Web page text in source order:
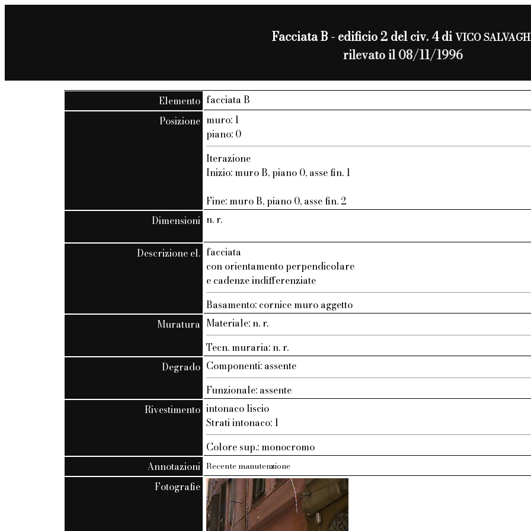
Facciata B - edificio 2 del civ. 4 diVICO
rilevato il 08/11/1996
Elemento facciata B
Posizione muro: 1
piano: 0
Iterazione
Inizio: muro B, piano 0, asse fin. 1
Fine: muro B, piano 0, asse fin. 2
Dimensioni n. r.
Descrizione el. facciata
con orientamento perpendicolare
e cadenze indifferenziate
Basamento: cornice muro aggetto
Muratura Materiale: n. r.
Tecn. muraria: n. r.
Degrado Componenti: assente
Funzionale: assente
Rivestimento intonaco liscio
Strati intonaco: 1
Colore sup.: monocromo
Annotazioni Recente manutenzione
Fotografie